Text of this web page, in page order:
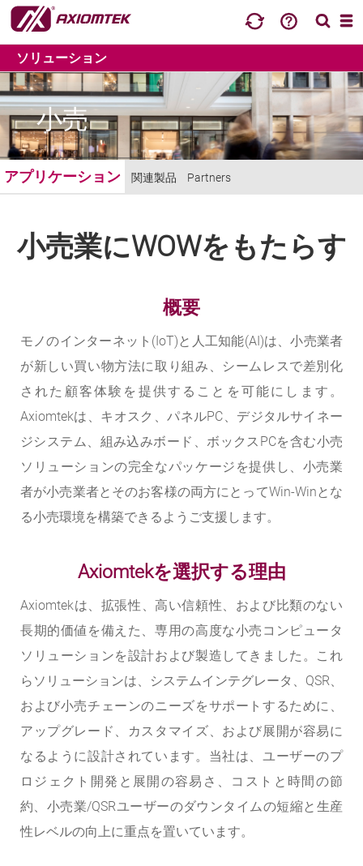
ソリューション
小売
アプリケーション 関連製品 Partners
小売業にWOWをもたらす
概要
モノのインターネット(IoT)と人工知能(AI)は、小売業者
が新しい買い物方法に取り組み、シームレスで差別化
された顧客体験を提供することを可能にします。
Axiomtekは、キオスク、パネルPC、デジタルサイネー
ジシステム、組み込みボード、ボックスPCを含む小売
ソリューションの完全なパッケージを提供し、小売業
者が小売業者とそのお客様の両方にとってWin-Winとな
る小売環境を構築できるようご支援します。
Axiomtekを選択する理由
Axiomtekは、拡張性、高い信頼性、および比類のない
長期的価値を備えた、専用の高度な小売コンピュータ
ソリューションを設計および製造してきました。これ
らソリューションは、システムインテグレータ、QSR、
および小売チェーンのニーズをサポートするために、
アップグレード、カスタマイズ、および展開が容易に
なるように設計されています。当社は、ユーザーのプ
ロジェクト開発と展開の容易さ、コストと時間の節
約、小売業/QSRユーザーのダウンタイムの短縮と生産
性レベルの向上に重点を置いています。